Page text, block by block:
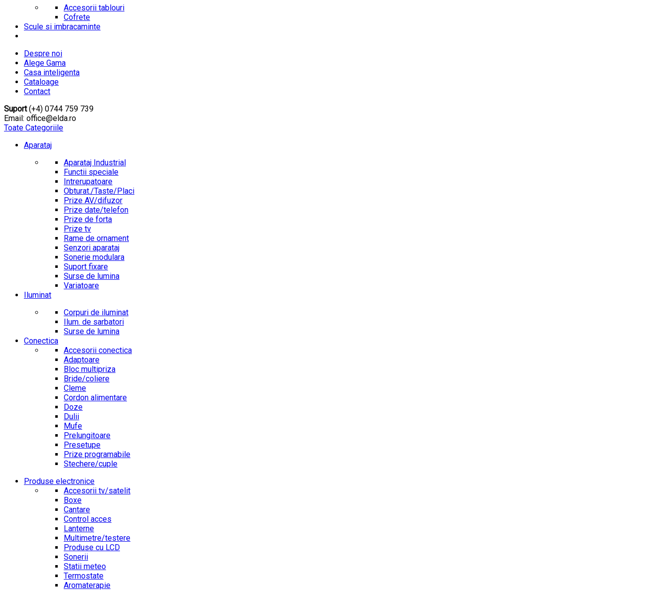
Accesorii tablouri
Cofrete
Scule si imbracaminte
Despre noi
Alege Gama
Casa inteligenta
Cataloage
Contact
Suport(+4) 0744 759 739
Email: office@elda.ro
Toate Categoriile
Aparataj
Aparataj Industrial
Functii speciale
Intrerupatoare
Obturat./Taste/Placi
Prize AV/difuzor
Prize date/telefon
Prize de forta
Prize tv
Rame de ornament
Senzori aparataj
Sonerie modulara
Suport fixare
Surse de lumina
Variatoare
Iluminat
Corpuri de iluminat
Ilum. de sarbatori
Surse de lumina
Conectica
Accesorii conectica
Adaptoare
Bloc multipriza
Bride/coliere
Cleme
Cordon alimentare
Doze
Dulii
Mufe
Prelungitoare
Presetupe
Prize programabile
Stechere/cuple
Produse electronice
Accesorii tv/satelit
Boxe
Cantare
Control acces
Lanterne
Multimetre/testere
Produse cu LCD
Sonerii
Statii meteo
Termostate
Aromaterapie